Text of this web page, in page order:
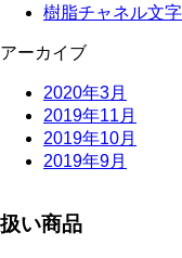
樹脂チャネル文
アーカイブ
2020年3月
2019年11月
2019年10月
2019年9月
扱い商品